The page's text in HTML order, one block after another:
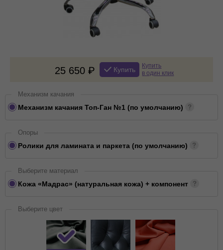
25 650 Купить
Купить
в один клик
Механизм качания
Механизм качания Топ-Ган №1 (по умолчанию)
Опоры
Ролики для ламината и паркета (по умолчанию)
Выберите материал
Кожа «Мадрас» (натуральная кожа) + компонент
Выберите цвет